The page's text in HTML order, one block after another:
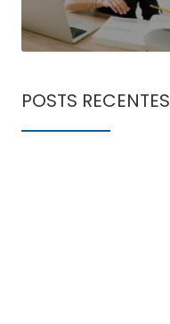
POSTS RECENTES